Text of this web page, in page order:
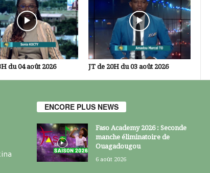
du 04 août 2026 JT de 20H du 03 août 2026
ENCORE PLUS NEWS
Faso Academy 2026 : Seconde
manche éliminatoire de
Ouagadougou
6 août 2026